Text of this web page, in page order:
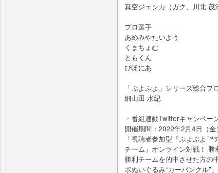
真空ジェシカ（ガク、川北 茂
プロ選手
あめみやたいよう
くまちょむ
ともくん
ぴぽにあ
「ぷよぷよ」シリーズ総合プ
細山田 水紀
・番組連動Twitterキャンペー
開催期間：2022年2月4日（
「視聴者参加型『ぷよぷよ™
チーム」オンライン対戦！
勝利チームを的中させた方の
ボぬいぐるみ“カーバンクル”